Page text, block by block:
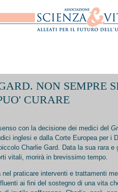
NON SEMPRE
CURARE
con la decisione dei medici del
inglesi e dalla Corte Europea per i
Charlie Gard. Data la sua rara e
vitali, morirà in brevissimo tempo.
praticare interventi e trattamenti
ai fini del sostegno di una vita